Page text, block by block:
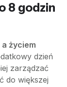
8 godzin
życiem
dzień
zarządzać
do większej